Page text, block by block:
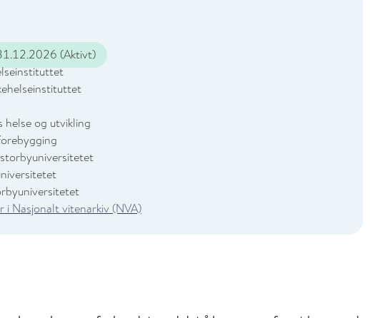
(Aktivt)
helse og utvikling
i Nasjonalt vitenarkiv (NVA)